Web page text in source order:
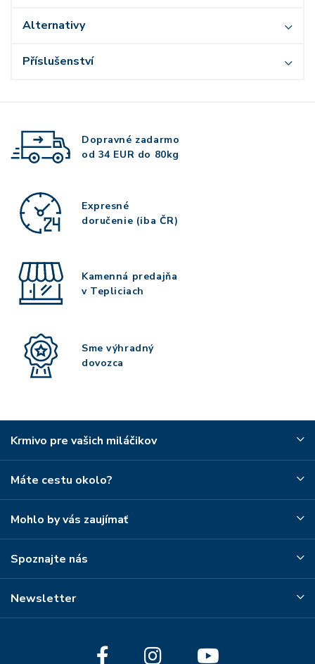
Alternativy
Příslušenství
Dopravné zadarmo
od 34 EUR do 80kg
Expresné
doručenie (iba ČR)
Kamenná predajňa
v Tepliciach
Sme výhradný
dovozca
Krmivo pre vašich miláčikov
Máte cestu okolo?
Mohlo by vás zaujímať
Spoznajte nás
Newsletter